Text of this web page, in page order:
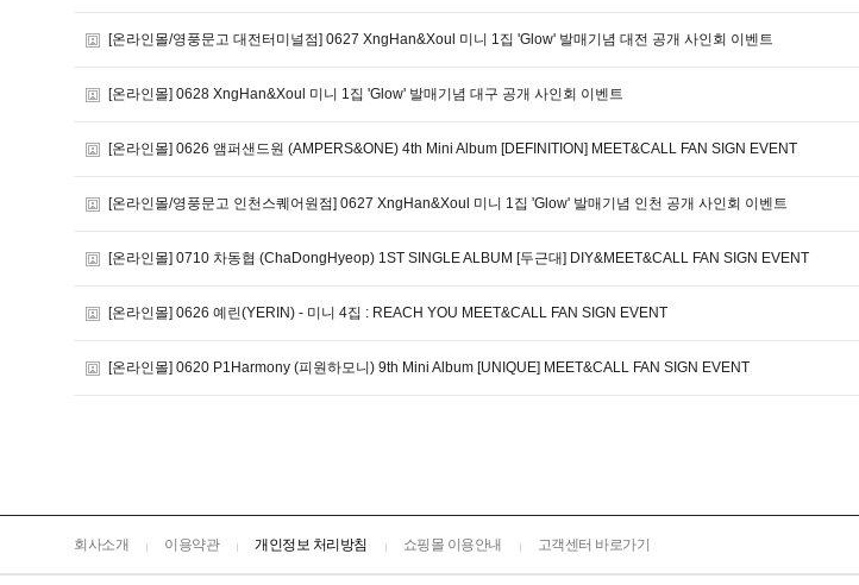
[온라인몰/영풍문고 대전터미널점] 0627 XngHan&Xoul 미니 1집 'Glow' 발매기념 대전 공개 사인회 이벤트
[온라인몰] 0628 XngHan&Xoul 미니 1집 'Glow' 발매기념 대구 공개 사인회 이벤트
[온라인몰] 0626 앰퍼샌드원 (AMPERS&ONE) 4th Mini Album [DEFINITION] MEET&CALL FAN SIGN EVENT
[온라인몰/영풍문고 인천스퀘어원점] 0627 XngHan&Xoul 미니 1집 'Glow' 발매기념 인천 공개 사인회 이벤트
[온라인몰] 0710 차동협 (ChaDongHyeop) 1ST SINGLE ALBUM [두근대] DIY&MEET&CALL FAN SIGN EVENT
[온라인몰] 0626 예린(YERIN) - 미니 4집 : REACH YOU MEET&CALL FAN SIGN EVENT
[온라인몰] 0620 P1Harmony (피원하모니) 9th Mini Album [UNIQUE] MEET&CALL FAN SIGN EVENT
회사소개 이용약관 개인정보 처리방침 쇼핑몰 이용안내 고객센터 바로가기